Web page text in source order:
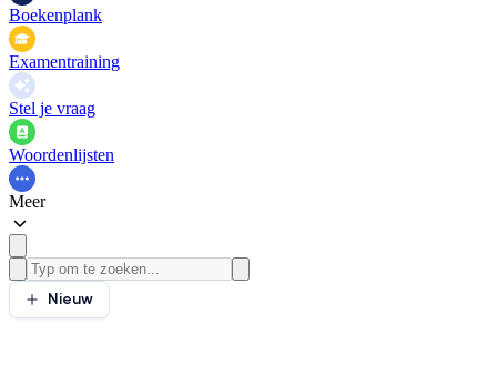
Boekenplank
Examentraining
Stel je vraag
Woordenlijsten
Meer
Nieuw